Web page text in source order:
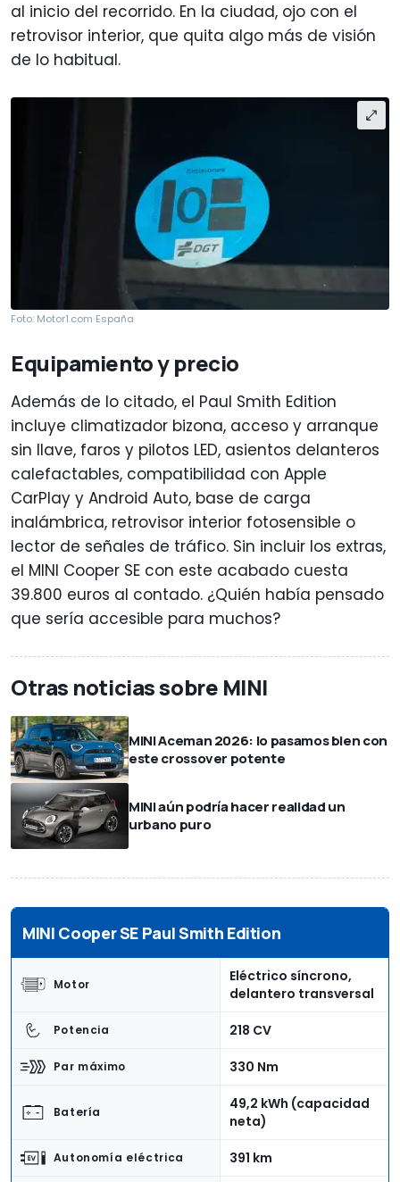
al inicio del recorrido. En la ciudad, ojo con el
retrovisor interior, que quita algo más de visión
de lo habitual.
Foto: Motor1.com España
Equipamiento y precio
Además de lo citado, el Paul Smith Edition
incluye climatizador bizona, acceso y arranque
sin llave, faros y pilotos LED, asientos delanteros
calefactables, compatibilidad con Apple
CarPlay y Android Auto, base de carga
inalámbrica, retrovisor interior fotosensible o
lector de señales de tráfico. Sin incluir los extras,
el MINI Cooper SE con este acabado cuesta
39.800 euros al contado. ¿Quién había pensado
que sería accesible para muchos?
Otras noticias sobre MINI
MINI Aceman 2026: lo pasamos bien con
este crossover potente
MINI aún podría hacer realidad un
urbano puro
MINI Cooper SE Paul Smith Edition
Motor
Eléctrico síncrono,
delantero transversal
Potencia 218 CV
Par máximo 330 Nm
Batería
49,2 kWh (capacidad
neta)
Autonomía eléctrica 391 km